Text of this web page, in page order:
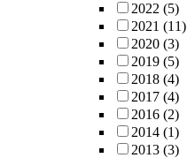
2022 (5)
2021 (11)
2020 (3)
2019 (5)
2018 (4)
2017 (4)
2016 (2)
2014 (1)
2013 (3)